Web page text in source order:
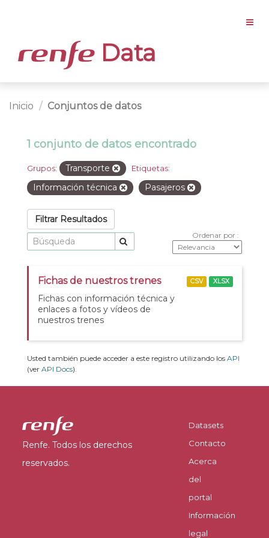
Data
Inicio Conjuntos de datos
1 conjunto de datos encontrado
Grupos: Transporte Etiquetas:
Información técnica Pasajeros
Filtrar Resultados
Ordenar por
Fichas de nuestros trenes
Fichas con información técnica y
enlaces a fotos y vídeos de
nuestros trenes
CSV XLSX
Usted también puede acceder a este registro utilizando los API
(ver API Docs).
Renfe. Todos los derechos
reservados.
Datasets
Contacto
Acerca
del
portal
Información
legal